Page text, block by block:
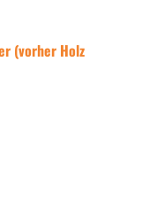
(vorher Holz